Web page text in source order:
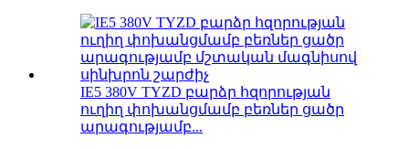
IE5 380V TYZD բարձր հզորության
ուղիղ փոխանցմամբ բեռներ ցածր
արագությամբ...